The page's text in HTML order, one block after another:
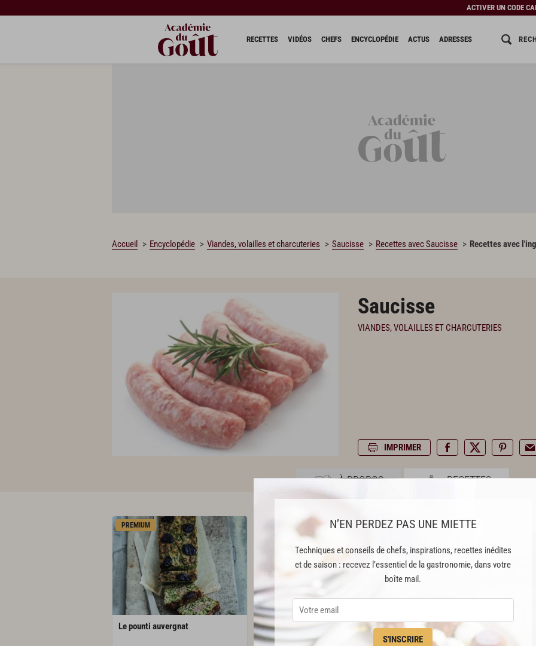
N’EN PERDEZ PAS UNE MIETTE
Techniques et conseils de chefs, inspirations, recettes inédites
et de saison : recevez l’essentiel de la gastronomie, dans votre
boîte mail.
S'INSCRIRE
ACTIVER UN CODE
RECETTES VIDÉOS CHEFS ENCYCLOPÉDIE ACTUS ADRESSES
Accueil Encyclopédie Viandes, volailles et charcuteries Saucisse Recettes avec Saucisse Recettes avec
Saucisse
VIANDES, VOLAILLES ET CHARCUTERIES
IMPRIMER
À PROPOS RECETTES
PREMIUM
Lepounti auvergnat
PREMIUM
Süri bohne comme en
Alsace